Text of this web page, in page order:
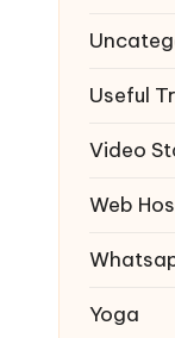
Useful
Video
Web
Yoga